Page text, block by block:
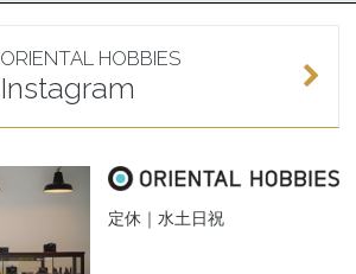
ORIENTAL HOBBIES
Instagram
定休｜水土日祝